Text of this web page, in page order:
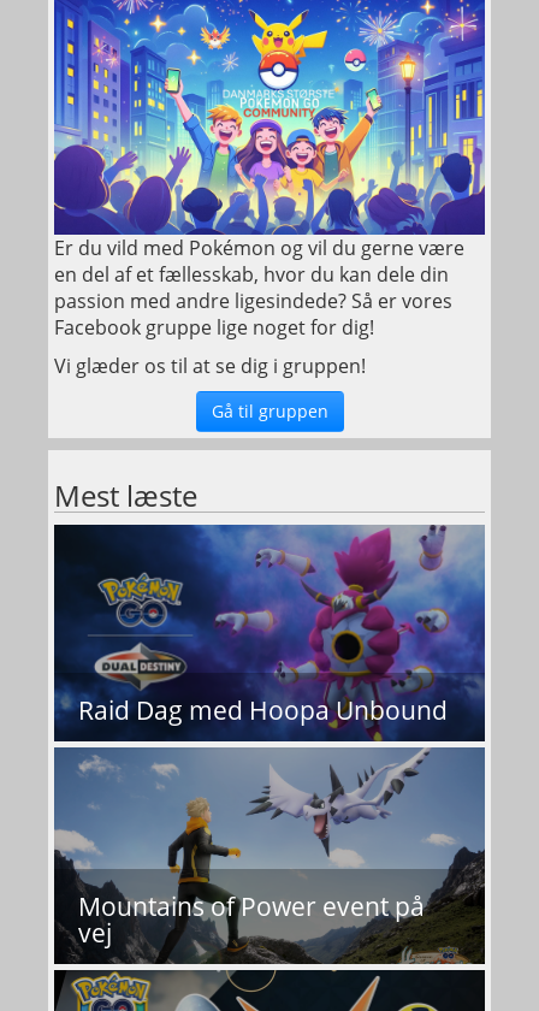
Er du vild med Pokémon og vil du gerne være
en del af et fællesskab, hvor du kan dele din
passion med andre ligesindede? Så er vores
Facebook gruppe lige noget for dig!
Vi glæder os til at se dig i gruppen!
Gå til gruppen
Mest læste
Raid Dag med Hoopa Unbound
Mountains of Power event på
vej